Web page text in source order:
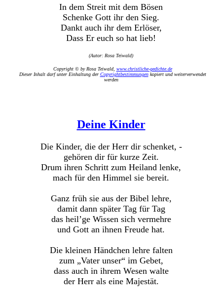
In dem Streit mit dem Bösen
Schenke Gott ihr den Sieg.
Dankt auch ihr dem Erlöser,
Dass Er euch so hat lieb!
(Autor: Rosa Teiwald)
Copyright © by Rosa Teiwald, www.christliche-gedichte.de
Dieser Inhalt darf unter Einhaltung der Copyrightbestimmungenkopiert und weiterverwendet
werden
Deine Kinder
Die Kinder, die der Herr dir schenket, -
gehören dir für kurze Zeit.
Drum ihren Schritt zum Heiland lenke,
mach für den Himmel sie bereit.
Ganz früh sie aus der Bibel lehre,
damit dann später Tag für Tag
das heil’ge Wissen sich vermehre
und Gott an ihnen Freude hat.
Die kleinen Händchen lehre falten
zum „Vater unser“ im Gebet,
dass auch in ihrem Wesen walte
der Herr als eine Majestät.